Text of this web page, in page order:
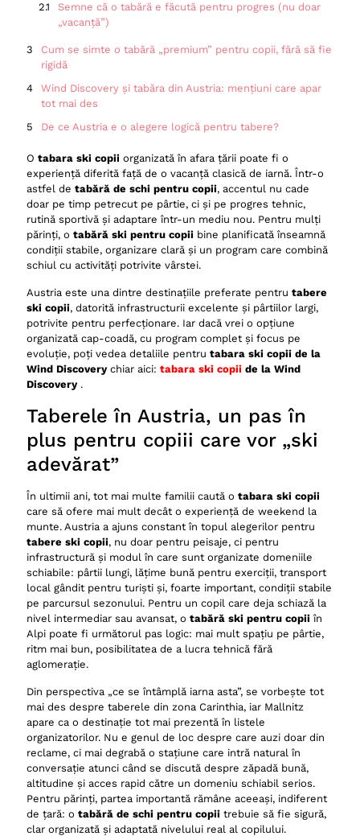
Semne că o tabără e făcută pentru progres (nu doar
„vacanță”)
Cum se simte o tabără „premium” pentru copii, fără să fie
rigidă
Wind Discovery și tabăra din Austria: mențiuni care apar
tot mai des
De ce Austria e o alegere logică pentru tabere?
Ce trebuie pregătit înainte de o tabără de schi pentru
copii în afara țării
Echipament de bază pentru tabere ski copii
Cum se simte progresul după o tabara ski copii bine
organizată
în Austria
Concluzie sinceră despre o tabară ski copii în Austria
O tabara ski copii organizată în afara țării poate fi o
experiență diferită față de o vacanță clasică de iarnă. Într-o
astfel de tabără de schi pentru copii, accentul nu cade
doar pe timp petrecut pe pârtie, ci și pe progres tehnic,
rutină sportivă și adaptare într-un mediu nou. Pentru mulți
părinți, o tabără ski pentru copii bine planificată înseamnă
condiții stabile, organizare clară și un program care combină
schiul cu activități potrivite vârstei.
Austria este una dintre destinațiile preferate pentru tabere
ski copii, datorită infrastructurii excelente și pârtiilor largi,
potrivite pentru perfecționare. Iar dacă vrei o opțiune
organizată cap-coadă, cu program complet și focus pe
evoluție, poți vedea detaliile pentru tabara ski copii de la
Wind Discoverychiar aici: tabara ski copii de la Wind
Discovery.
Taberele în Austria, un pas în
plus pentru copiii care vor „ski
adevărat”
În ultimii ani, tot mai multe familii caută o tabara ski copii
care să ofere mai mult decât o experiență de weekend la
munte. Austria a ajuns constant în topul alegerilor pentru
tabere ski copii, nu doar pentru peisaje, ci pentru
infrastructură și modul în care sunt organizate domeniile
schiabile: pârtii lungi, lățime bună pentru exerciții, transport
local gândit pentru turiști și, foarte important, condiții stabile
pe parcursul sezonului. Pentru un copil care deja schiază la
nivel intermediar sau avansat, o tabără ski pentru copii în
Alpi poate fi următorul pas logic: mai mult spațiu pe pârtie,
ritm mai bun, posibilitatea de a lucra tehnică fără
aglomerație.
Din perspectiva „ce se întâmplă iarna asta”, se vorbește tot
mai des despre taberele din zona Carinthia, iar Mallnitz
apare ca o destinație tot mai prezentă în listele
organizatorilor. Nu e genul de loc despre care auzi doar din
reclame, ci mai degrabă o stațiune care intră natural în
conversație atunci când se discută despre zăpadă bună,
altitudine și acces rapid către un domeniu schiabil serios.
Pentru părinți, partea importantă rămâne aceeași, indiferent
de țară: o tabără de schi pentru copii trebuie să fie sigură,
clar organizată și adaptată nivelului real al copilului.